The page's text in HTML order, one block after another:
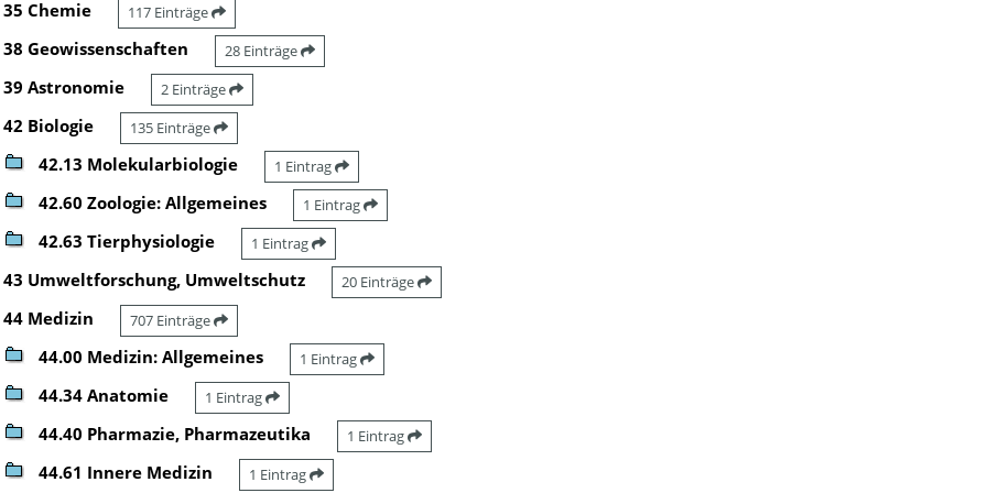
35 Chemie 117 Einträge
38 Geowissenschaften 28 Einträge
39 Astronomie 2 Einträge
42 Biologie 135 Einträge
42.13 Molekularbiologie 1 Eintrag
42.60 Zoologie: Allgemeines 1 Eintrag
42.63 Tierphysiologie 1 Eintrag
43 Umweltforschung, Umweltschutz 20 Einträge
44 Medizin 707 Einträge
44.00 Medizin: Allgemeines 1 Eintrag
44.34 Anatomie 1 Eintrag
44.40 Pharmazie, Pharmazeutika 1 Eintrag
44.61 Innere Medizin 1 Eintrag